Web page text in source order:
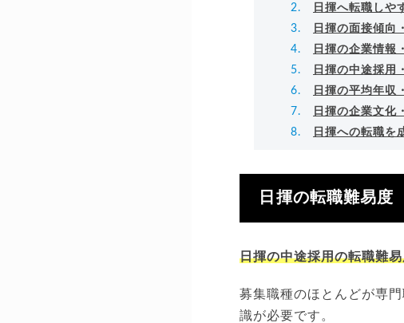
日揮へ転職しや
日揮の面接傾向
日揮の企業情報
日揮の中途採用
日揮の平均年収
日揮の企業文化
日揮への転職を
日揮の転職難易度
日揮の中途採用の転職難
募集職種のほとんどが専
識が必要です。